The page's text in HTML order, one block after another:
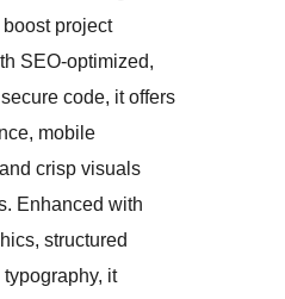
project
SEO-optimized,
code, it offers
mobile
crisp visuals
Enhanced with
structured
typography, it